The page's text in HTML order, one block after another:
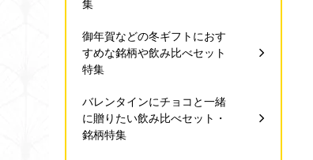
集
御年賀などの冬ギフトにおす
すめな銘柄や飲み比べセット
特集
バレンタインにチョコと一緒
に贈りたい飲み比べセット・
銘柄特集